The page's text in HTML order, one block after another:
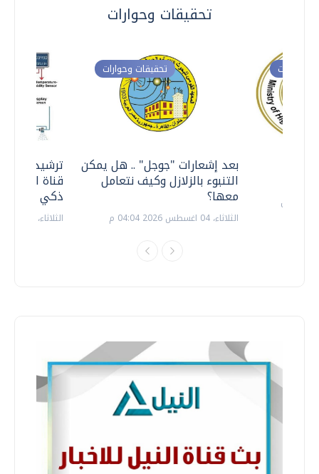
تحقيقات وحوارات
ترشيدا
قناة
ذكي
الثلاثاء، 14 يوليو 2026 06:11 م
تحقيقات وحوارات
بعد إشعارات "جوجل" .. هل يمكن
التنبوء بالزلازل وكيف نتعامل
معها؟
الثلاثاء، 04 اغسطس 2026 04:04 م
وحوارات